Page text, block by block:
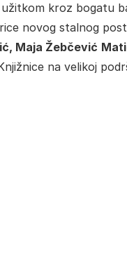
kroz bogatu
novog stalnog
Maja Žebčević
na velikoj